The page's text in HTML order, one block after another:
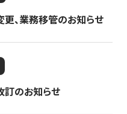
更、業務移管のお知らせ
訂のお知らせ